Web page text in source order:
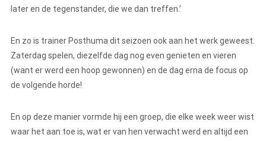
later en de tegenstander, die we dan treffen.’
En zo is trainer Posthuma dit seizoen ook aan het werk geweest.
Zaterdag spelen, diezelfde dag nog even genieten en vieren
(want er werd een hoop gewonnen) en de dag erna de focus op
de volgende horde!
En op deze manier vormde hij een groep, die elke week weer wist
waar het aan toe is, wat er van hen verwacht werd en altijd een